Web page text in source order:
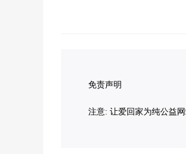
免责声明
注意: 让爱回家为纯公益